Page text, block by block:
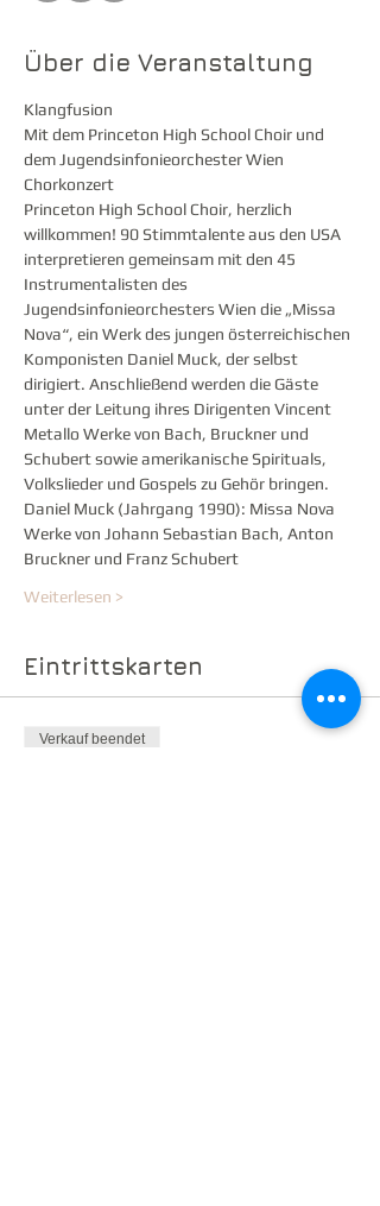
Über die Veranstaltung
Klangfusion
Mit dem Princeton High School Choir und
dem Jugendsinfonieorchester Wien
Chorkonzert
Princeton High School Choir, herzlich
willkommen! 90 Stimmtalente aus den USA
interpretieren gemeinsam mit den 45
Instrumentalisten des
Jugendsinfonieorchesters Wien die „Missa
Nova“, ein Werk des jungen österreichischen
Komponisten Daniel Muck, der selbst
dirigiert. Anschließend werden die Gäste
unter der Leitung ihres Dirigenten Vincent
Metallo Werke von Bach, Bruckner und
Schubert sowie amerikanische Spirituals,
Volkslieder und Gospels zu Gehör bringen.
Daniel Muck (Jahrgang 1990): Missa Nova
Werke von Johann Sebastian Bach, Anton
Bruckner und Franz Schubert
Weiterlesen >
Eintrittskarten
Verkauf beendet